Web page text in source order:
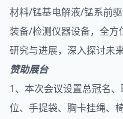
材料/锰基电解液/锰系前
装备/检测仪器设备，全
研究与进展，深入探讨未
赞助展台
1、本次会议设置总冠名
位、手提袋、胸卡挂绳、